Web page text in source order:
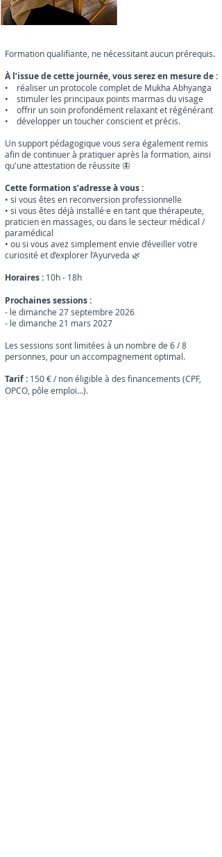
Formation qualifiante, ne nécessitant aucun prérequis.
À l’issue de cette journée, vous serez en mesure de :
• réaliser un protocole complet de Mukha Abhyanga
• stimuler les principaux points marmas du visage
• offrir un soin profondément relaxant et régénérant
• développer un toucher conscient et précis.
Un support pédagogique vous sera également remis
afin de continuer à pratiquer après la formation, ainsi
qu'une attestation de réussite 🦋
Cette formation s’adresse à vous :
• si vous êtes en reconversion professionnelle
• si vous êtes déjà installé·e en tant que thérapeute,
praticien en massages, ou dans le secteur médical /
paramédical
• ou si vous avez simplement envie d’éveiller votre
curiosité et d’explorer l’Ayurveda 🌿
Horaires : 10h - 18h
Prochaines sessions :
- le dimanche 27 septembre 2026
- le dimanche 21 mars 2027
Les sessions sont limitées à un nombre de 6 / 8
personnes, pour un accompagnement optimal.
Tarif : 150 € / non éligible à des financements (CPF,
OPCO, pôle emploi...).